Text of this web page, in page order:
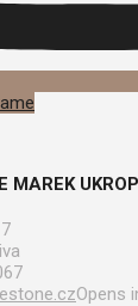
MAREK UKROP
Opens